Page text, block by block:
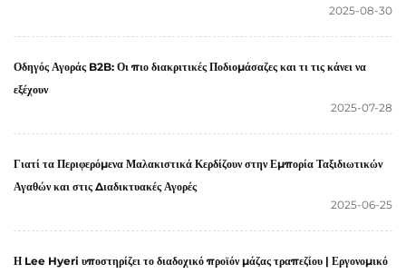
2025-08-30
Οδηγός Αγοράς B2B: Οι πιο διακριτικές Ποδιομάσαζες και τι τις κάνει να
εξέχουν
2025-07-28
Γιατί τα Περιφερόμενα Μαλακιστικά Κερδίζουν στην Εμπορία Ταξιδιωτικών
Αγαθών και στις Διαδικτυακές Αγορές
2025-06-25
Η Lee Hyeri υποστηρίζει το διαδοχικό προϊόν μάζας τραπεζίου | Εργονομικό